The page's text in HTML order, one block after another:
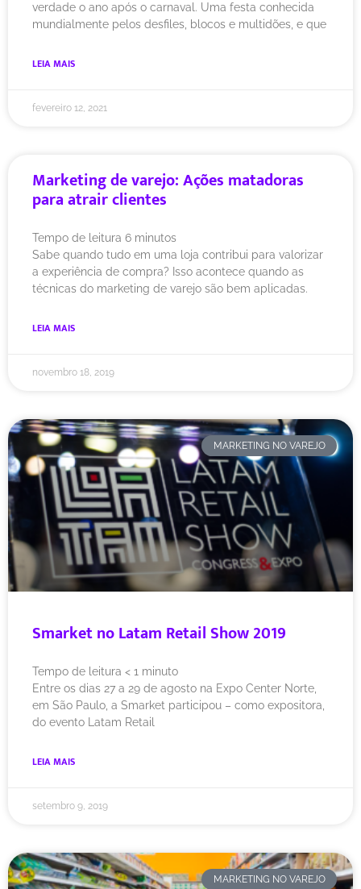
verdade o ano após o carnaval. Uma festa conhecida
mundialmente pelos desfiles, blocos e multidões, e que
LEIA MAIS
fevereiro 12, 2021
Marketing de varejo: Ações matadoras
para atrair clientes
Tempo de leitura 6 minutos
Sabe quando tudo em uma loja contribui para valorizar
a experiência de compra? Isso acontece quando as
técnicas do marketing de varejo são bem aplicadas.
LEIA MAIS
novembro 18, 2019
MARKETING NO VAREJO
Smarket no Latam Retail Show 2019
Tempo de leitura < 1 minuto
Entre os dias 27 a 29 de agosto na Expo Center Norte,
em São Paulo, a Smarket participou – como expositora,
do evento Latam Retail
LEIA MAIS
setembro 9, 2019
MARKETING NO VAREJO